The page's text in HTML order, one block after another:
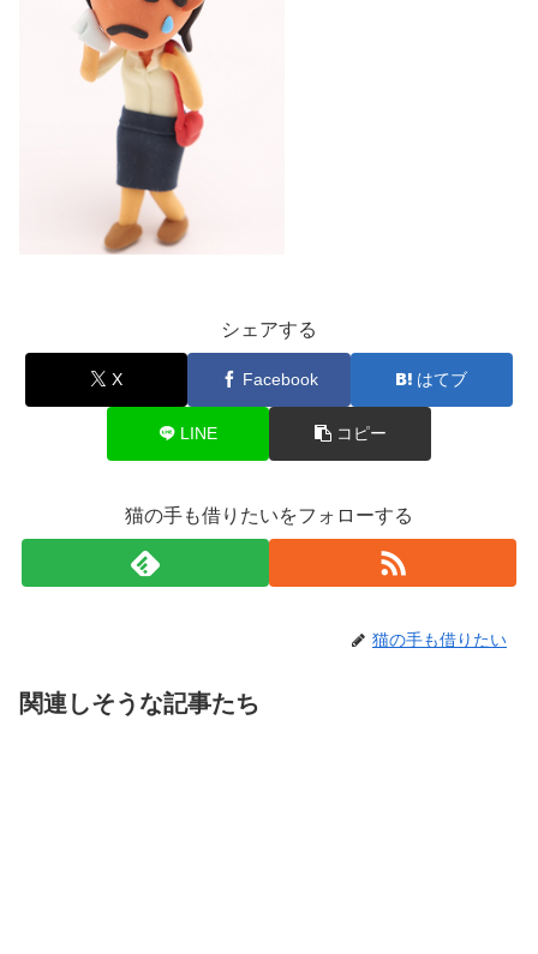
シェアする
X Facebook はてブ
LINE コピー
猫の手も借りたいをフォローする
猫の手も借りたい
関連しそうな記事たち